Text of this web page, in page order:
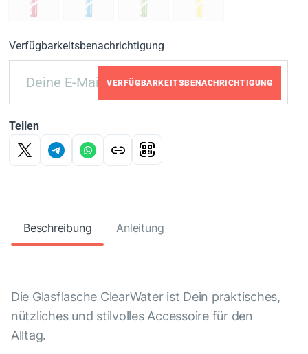
Verfügbarkeitsbenachrichtigung
VERFÜGBARKEITSBENACHRICHTIGUNG
Teilen
Beschreibung Anleitung
Die Glasflasche ClearWater ist Dein praktisches,
nützliches und stilvolles Accessoire für den
Alltag.